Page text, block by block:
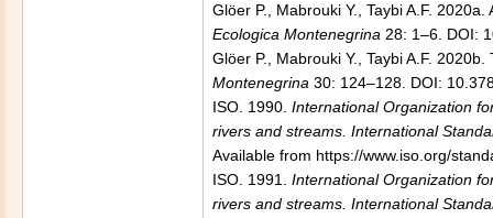
Glöer P., Mabrouki Y., Taybi A.F.
Ecologica Montenegrina 28: 1–6. DOI:
Glöer P., Mabrouki Y., Taybi A.F.
Montenegrina 30: 124–128. DOI:
ISO. 1990. International Organization
rivers and streams. International
Available from https://www.iso.org/
ISO. 1991. International Organization
rivers and streams. International